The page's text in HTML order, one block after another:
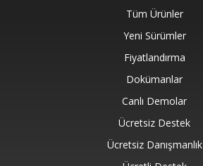
Tüm Ürünler
Yeni Sürümler
Fiyatlandırma
Dokümanlar
Canlı Demolar
Ücretsiz Destek
Ücretsiz Danışmanlık